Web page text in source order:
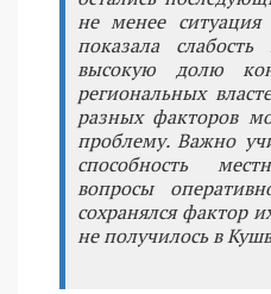
не менее
показала
высокую долю
региональных
разных факторов
проблему. Важно
способность
вопросы
сохранялся фактор
не получилось в